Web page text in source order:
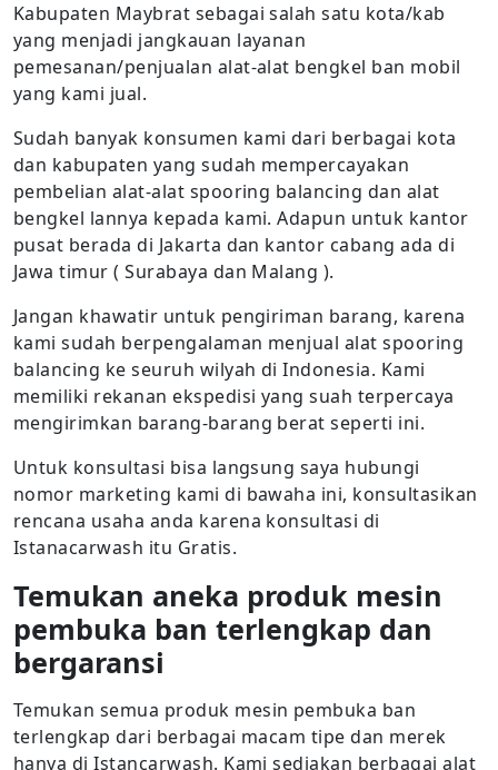
Kabupaten Maybrat sebagai salah satu kota/kab
yang menjadi jangkauan layanan
pemesanan/penjualan alat-alat bengkel ban mobil
yang kami jual.
Sudah banyak konsumen kami dari berbagai kota
dan kabupaten yang sudah mempercayakan
pembelian alat-alat spooring balancing dan alat
bengkel lannya kepada kami. Adapun untuk kantor
pusat berada di Jakarta dan kantor cabang ada di
Jawa timur ( Surabaya dan Malang ).
Jangan khawatir untuk pengiriman barang, karena
kami sudah berpengalaman menjual alat spooring
balancing ke seuruh wilyah di Indonesia. Kami
memiliki rekanan ekspedisi yang suah terpercaya
mengirimkan barang-barang berat seperti ini.
Untuk konsultasi bisa langsung saya hubungi
nomor marketing kami di bawaha ini, konsultasikan
rencana usaha anda karena konsultasi di
Istanacarwash itu Gratis.
Temukan aneka produk mesin
pembuka ban terlengkap dan
bergaransi
Temukan semua produk mesin pembuka ban
terlengkap dari berbagai macam tipe dan merek
hanya di Istancarwash. Kami sediakan berbagai alat